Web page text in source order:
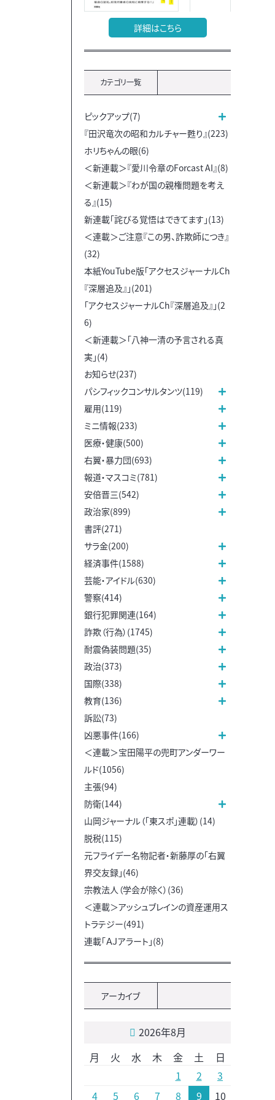
詳細はこちら
カテゴリ一覧
ピックアップ(7)
『田沢竜次の昭和カルチャー甦り』(223)
ホリちゃんの眼(6)
＜新連載＞『愛川令章のForcast AI』(8)
＜新連載＞『わが国の親権問題を考え
る』(15)
新連載「詫びる覚悟はできてます」(13)
＜連載＞ご注意『この男、詐欺師につき』
(32)
本紙YouTube版「アクセスジャーナルCh
『深層追及』」(201)
「アクセスジャーナルCh『深層追及』」(2
6)
＜新連載＞「八神一清の予言される真
実」(4)
お知らせ(237)
パシフィックコンサルタンツ(119)
雇用(119)
ミニ情報(233)
医療・健康(500)
右翼・暴力団(693)
報道・マスコミ(781)
安倍晋三(542)
政治家(899)
書評(271)
サラ金(200)
経済事件(1588)
芸能・アイドル(630)
警察(414)
銀行犯罪関連(164)
詐欺（行為）(1745)
耐震偽装問題(35)
政治(373)
国際(338)
教育(136)
訴訟(73)
凶悪事件(166)
＜連載＞宝田陽平の兜町アンダーワー
ルド(1056)
主張(94)
防衛(144)
山岡ジャーナル（「東スポ」連載）(14)
脱税(115)
元フライデー名物記者・新藤厚の「右翼
界交友録」(46)
宗教法人（学会が除く）(36)
＜連載＞アッシュブレインの資産運用ス
トラテジー(491)
連載「ＡＪアラート」(8)
アーカイブ
2026年8月
月
火 水 木 金 土
日
1
2
3
4
5 6 7 8 9 10